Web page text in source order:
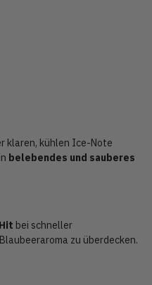
klaren, kühlen Ice-Note
belebendes und sauberes
bei schneller
zu überdecken.